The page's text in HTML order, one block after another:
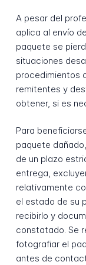
A pesar del
aplica al envío
paquete se
situaciones
procedimientos
remitentes y
obtener, si es
Para
paquete
de un plazo
entrega,
relativamente
el estado de su
recibirlo y
constatado. Se
fotografiar el
antes de